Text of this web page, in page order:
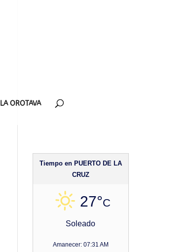
LA OROTAVA
Tiempo en PUERTO DE LA
CRUZ
27°C
Soleado
Amanecer: 07:31 AM